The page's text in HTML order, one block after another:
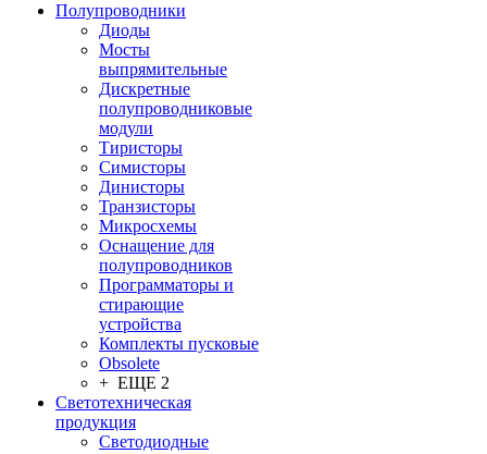
Полупроводники
Диоды
Мосты
выпрямительные
Дискретные
полупроводниковые
модули
Тиристоры
Симисторы
Динисторы
Транзисторы
Микросхемы
Оснащение для
полупроводников
Программаторы и
стирающие
устройства
Комплекты пусковые
Obsolete
+ ЕЩЕ 2
Светотехническая
продукция
Светодиодные